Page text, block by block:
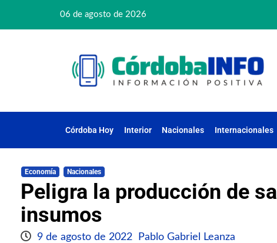
06 de agosto de 2026
Córdoba Hoy Interior Nacionales Internacionales
Economía Nacionales
Peligra la producción de
insumos
9 de agosto de 2022 Pablo Gabriel Leanza